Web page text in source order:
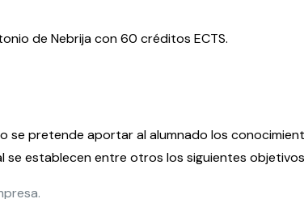
de Nebrija con 60 créditos ECTS.
pretende aportar al alumnado los
se establecen entre otros los siguientes